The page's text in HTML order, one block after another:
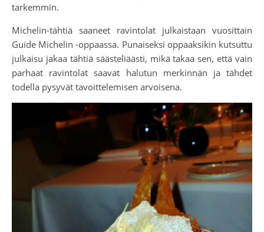
tarkemmin.
Michelin-tähtiä saaneet ravintolat julkaistaan vuosittain
Guide Michelin -oppaassa. Punaiseksi oppaaksikin kutsuttu
julkaisu jakaa tähtiä säästeliäästi, mikä takaa sen, että vain
parhaat ravintolat saavat halutun merkinnän ja tähdet
todella pysyvät tavoittelemisen arvoisena.